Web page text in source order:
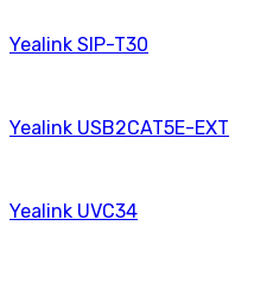
Yealink SIP-T30
Yealink USB2CAT5E-EXT
Yealink UVC34